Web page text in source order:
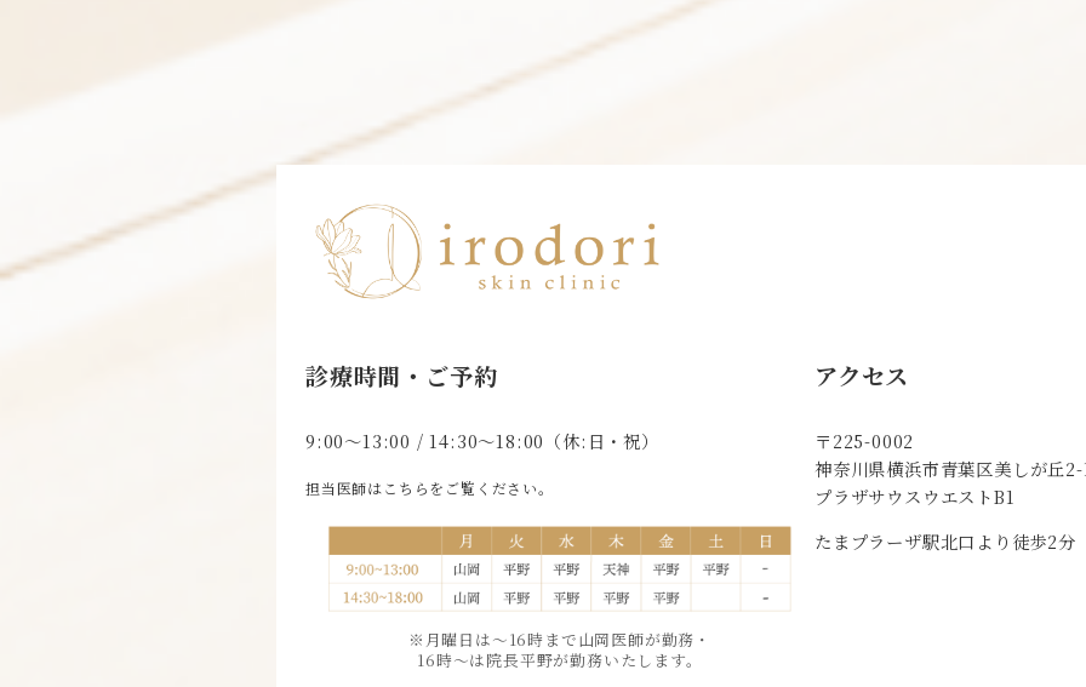
診療時間・ご予約
9:00〜13:00 / 14:30〜18:00（休:日・祝）
担当医師はこちらをご覧ください。
※月曜日は〜16時まで山岡医師が勤務・
16時〜は院長平野が勤務いたします。
アクセス
〒225-0002
神奈川県横浜市青葉区美しが丘
プラザサウスウエストB1
たまプラーザ駅北口より徒歩2分